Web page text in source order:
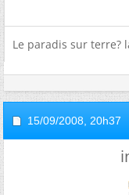
Le paradis sur terre?
15/09/2008, 20h37